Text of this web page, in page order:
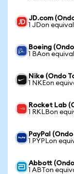
JD.com
1 JDon
Boeing
1 BAon
Nike (Ondo
1 NKEon
Rocket Lab
1 RKLBon
PayPal
1 PYPLon
Abbott
1 ABTon